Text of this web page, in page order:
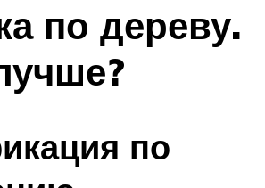
по дереву.
по